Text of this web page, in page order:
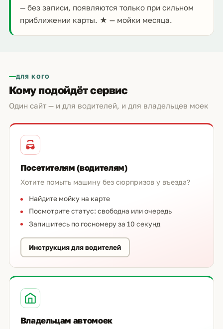
— без записи, появляются только при сильном
приближении карты. ★ — мойки месяца.
ДЛЯ КОГО
Кому подойдёт сервис
Один сайт — и для водителей, и для владельцев моек
Посетителям (водителям)
Хотите помыть машину без сюрпризов у въезда?
Найдите мойку на карте
Посмотрите статус: свободна или очередь
Запишитесь по госномеру за 10 секунд
Инструкция для водителей
Владельцам автомоек